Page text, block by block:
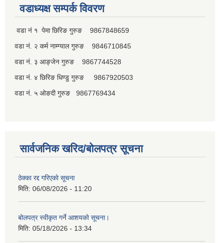
वडाध्यक्ष सम्पर्क विवरण
वडा नं १ पेमा छिरिङ गुरुङ 9867848659
वडा नं. २ कर्म नाम्ग्याल गुरुङ 9846710845
वडा नं. ३ आङ्जेन गुरुङ 9867744528
वडा नं. ४ छिरिङ धिण्डु गुरुङ 9867920503
वडा नं. ५ ओङदी गुरुङ 9867769434
सार्वजनिक खरिद/बोलपत्र सूचना
ठेक्का रद्द गरिएको सूचना
मिति: 06/08/2026 - 11:20
बोलपत्र स्वीकृत गर्ने आशयको सूचना।
मिति: 05/18/2026 - 13:34